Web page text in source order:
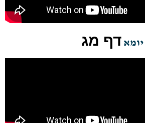
יומא דף מג